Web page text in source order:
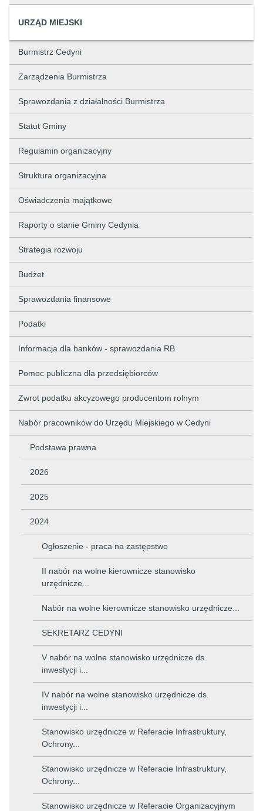
URZĄD MIEJSKI
Burmistrz Cedyni
Zarządzenia Burmistrza
Sprawozdania z działalności Burmistrza
Statut Gminy
Regulamin organizacyjny
Struktura organizacyjna
Oświadczenia majątkowe
Raporty o stanie Gminy Cedynia
Strategia rozwoju
Budżet
Sprawozdania finansowe
Podatki
Informacja dla banków - sprawozdania RB
Pomoc publiczna dla przedsiębiorców
Zwrot podatku akcyzowego producentom rolnym
Nabór pracowników do Urzędu Miejskiego w Cedyni
Podstawa prawna
2026
2025
2024
Ogłoszenie - praca na zastępstwo
II nabór na wolne kierownicze stanowisko
urzędnicze...
Nabór na wolne kierownicze stanowisko urzędnicze...
SEKRETARZ CEDYNI
V nabór na wolne stanowisko urzędnicze ds.
inwestycji i...
IV nabór na wolne stanowisko urzędnicze ds.
inwestycji i...
Stanowisko urzędnicze w Referacie Infrastruktury,
Ochrony...
Stanowisko urzędnicze w Referacie Infrastruktury,
Ochrony...
Stanowisko urzędnicze w Referacie Organizacyjnym